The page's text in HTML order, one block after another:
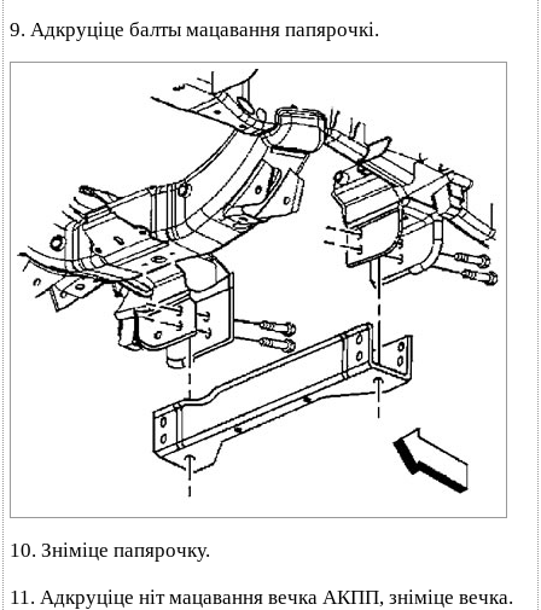
9. Адкруціце балты мацавання папярочкі.
10. Зніміце папярочку.
11. Адкруціце ніт мацавання вечка АКПП, зніміце вечка.